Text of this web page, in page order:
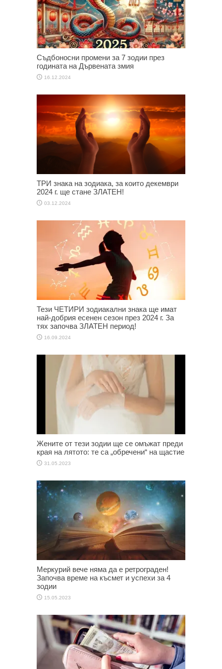
Съдбоносни промени за 7 зодии през
годината на Дървената змия
16.12.2024
ТРИ знака на зодиака, за които декември
2024 г. ще стане ЗЛАТЕН!
03.12.2024
Тези ЧЕТИРИ зодиакални знака ще имат
най-добрия есенен сезон през 2024 г. За
тях започва ЗЛАТЕН период!
16.09.2024
Жените от тези зодии ще се омъжат преди
края на лятото: те са „обречени“ на щастие
31.05.2023
Меркурий вече няма да е ретрограден!
Започва време на късмет и успехи за 4
зодии
15.05.2023